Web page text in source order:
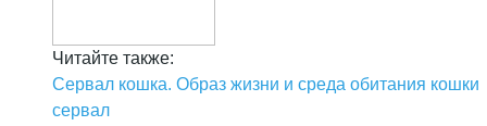
Читайте также:
Сервал кошка. Образ жизни и среда обитания кошки
сервал